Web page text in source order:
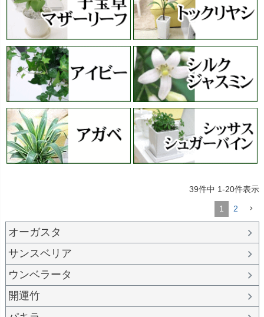
39件中 1-20件表示
1 2
オーガスタ
サンスベリア
ウンベラータ
開運竹